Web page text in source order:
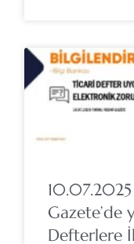
Gazete’de
Defterlere